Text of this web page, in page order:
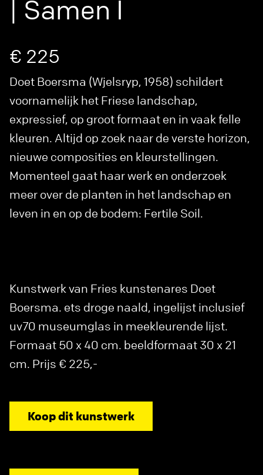
| Samen I
€ 225
Doet Boersma (Wjelsryp, 1958) schildert
voornamelijk het Friese landschap,
expressief, op groot formaat en in vaak felle
kleuren. Altijd op zoek naar de verste horizon,
nieuwe composities en kleurstellingen.
Momenteel gaat haar werk en onderzoek
meer over de planten in het landschap en
leven in en op de bodem: Fertile Soil.
Kunstwerk van Fries kunstenares Doet
Boersma. ets droge naald, ingelijst inclusief
uv70 museumglas in meekleurende lijst.
Formaat 50 x 40 cm. beeldformaat 30 x 21
cm. Prijs € 225,-
Koop dit kunstwerk